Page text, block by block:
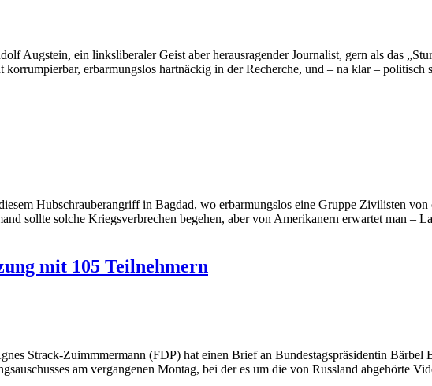
Augstein, ein linksliberaler Geist aber herausragender Journalist, gern als das
erbarmungslos hartnäckig in der Recherche, und – na klar – politisch
Hubschrauberangriff in Bagdad, wo erbarmungslos eine Gruppe Zivilisten von
sollte solche Kriegsverbrechen begehen, aber von Amerikanern erwartet man –
mit 105 Teilnehmern
Strack-Zuimmmermann (FDP) hat einen Brief an Bundestagspräsidentin Bärbel
am vergangenen Montag, bei der es um die von Russland abgehörte